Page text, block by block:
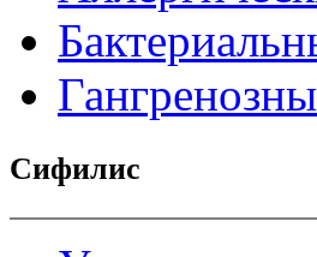
Сифилис